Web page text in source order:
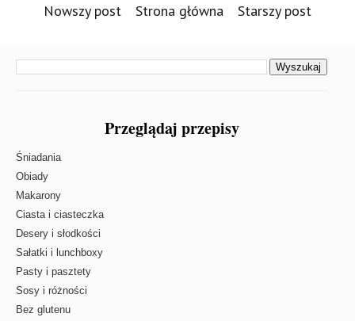
Nowszy post Starszy post
Strona główna
Przeglądaj przepisy
Śniadania
Obiady
Makarony
Ciasta i ciasteczka
Desery i słodkości
Sałatki i lunchboxy
Pasty i pasztety
Sosy i różności
Bez glutenu